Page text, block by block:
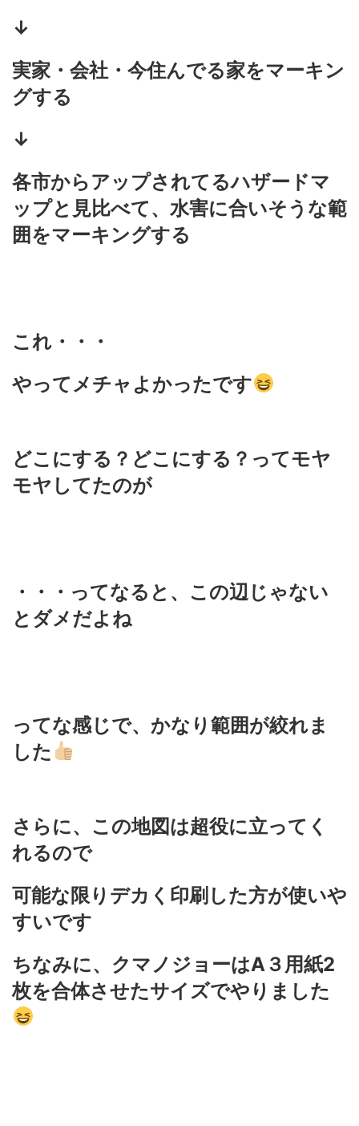
↓
実家・会社・今住んでる家をマーキン
グする
↓
各市からアップされてるハザードマ
ップと見比べて、水害に合いそうな範
囲をマーキングする
これ・・・
やってメチャよかったです
どこにする？どこにする？ってモヤ
モヤしてたのが
・・・ってなると、この辺じゃない
とダメだよね
ってな感じで、かなり範囲が絞れま
した
さらに、この地図は超役に立ってく
れるので
可能な限りデカく印刷した方が使いや
すいです
ちなみに、クマノジョーはA３用紙2
枚を合体させたサイズでやりました